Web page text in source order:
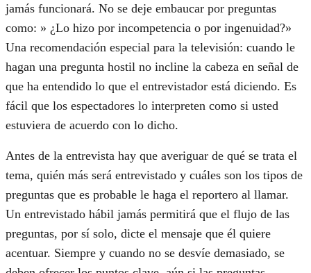
jamás funcionará. No se deje embaucar por preguntas
como: » ¿Lo hizo por incompetencia o por ingenuidad?»
Una recomendación especial para la televisión: cuando le
hagan una pregunta hostil no incline la cabeza en señal de
que ha entendido lo que el entrevistador está diciendo. Es
fácil que los espectadores lo interpreten como si usted
estuviera de acuerdo con lo dicho.
Antes de la entrevista hay que averiguar de qué se trata el
tema, quién más será entrevistado y cuáles son los tipos de
preguntas que es probable le haga el reportero al llamar.
Un entrevistado hábil jamás permitirá que el flujo de las
preguntas, por sí solo, dicte el mensaje que él quiere
acentuar. Siempre y cuando no se desvíe demasiado, se